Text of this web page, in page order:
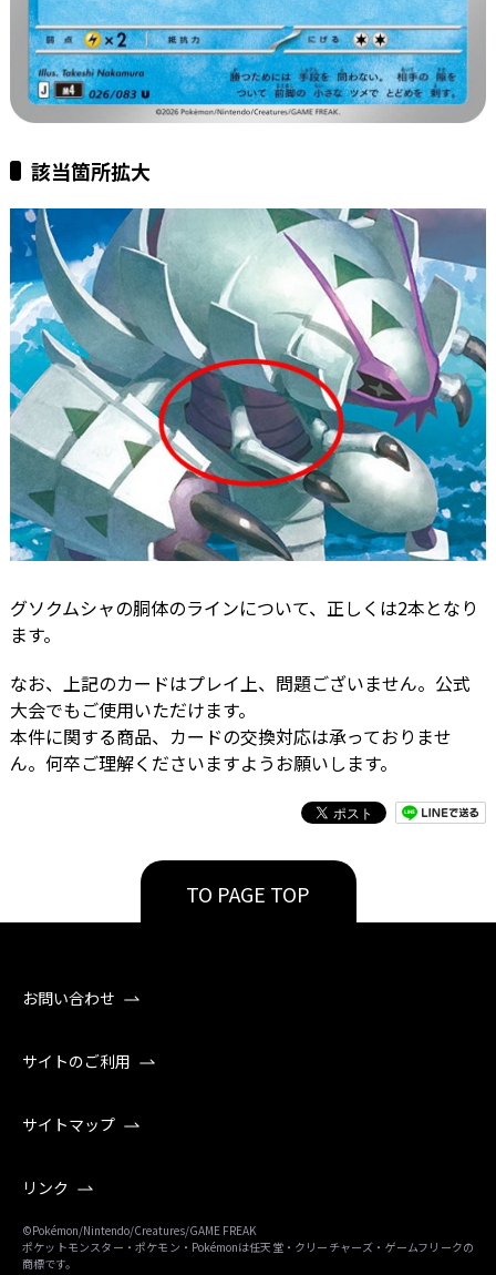
該当箇所拡大
グソクムシャの胴体のラインについて、正しくは2本となり
ます。
なお、上記のカードはプレイ上、問題ございません。公式
大会でもご使用いただけます。
本件に関する商品、カードの交換対応は承っておりませ
ん。何卒ご理解くださいますようお願いします。
TO PAGE TOP
お問い合わせ
サイトのご利用
サイトマップ
リンク
©Pokémon/Nintendo/Creatures/GAME FREAK
ポケットモンスター・ポケモン・Pokémonは任天堂・クリーチャーズ・ゲームフリークの
商標です。